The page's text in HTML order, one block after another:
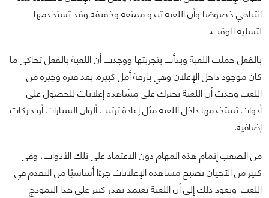
انتباهي خصوصًا وأن اللعبة تبدو ممتعة وخفيفة وقد تستخدمها
لتسلية الوقت.
بالفعل حملت اللعبة وبدأت بتجربتها ووجدت أن اللعبة بالفعل تحاكي ما
كان موجود داخل الإعلان وهي بارقة أمل كبيرة. بعد فترة وجيزة من
اللعب وجدت أن اللعبة تجبرك على مشاهدة إعلانات للحصول على
أدوات تستخدمها داخل اللعبة مثل إعادة ترتيب ألوان السيارات أو حركات
إضافية.
من الصعب إتمام هذه المهام دون الاعتماد على تلك الأدوات، وفي
كثير من الأحيان تصبح مشاهدة الإعلانات جزءًا أساسيًا من التقدم في
اللعب. ويعود ذلك إلى أن اللعبة تعتمد بقدر كبير على هذا النموذج